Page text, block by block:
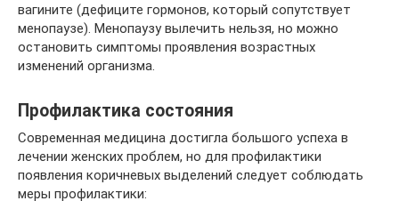
вагините (дефиците гормонов, который сопутствует
менопаузе). Менопаузу вылечить нельзя, но можно
остановить симптомы проявления возрастных
изменений организма.
Профилактика состояния
Современная медицина достигла большого успеха в
лечении женских проблем, но для профилактики
появления коричневых выделений следует соблюдать
меры профилактики: